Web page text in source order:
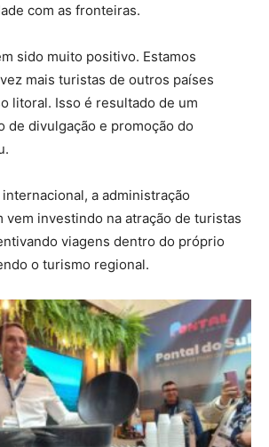
com as fronteiras.
sido muito positivo. Estamos
mais turistas de outros países
litoral. Isso é resultado de um
de divulgação e promoção do
a administração
vem investindo na atração de turistas
viagens dentro do próprio
o turismo regional.